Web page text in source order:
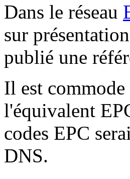
Dans le réseau
sur
publié une
Il est commode
l'équivalent
codes EPC
DNS.